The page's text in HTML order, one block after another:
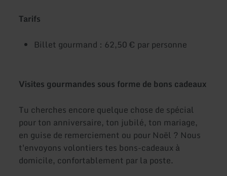
Tarifs
Billet gourmand : 62,50 € par personne
Visites gourmandes sous forme de bons cadeaux
Tu cherches encore quelque chose de spécial
pour ton anniversaire, ton jubilé, ton mariage,
en guise de remerciement ou pour Noël ? Nous
t'envoyons volontiers tes bons-cadeaux à
domicile, confortablement par la poste.